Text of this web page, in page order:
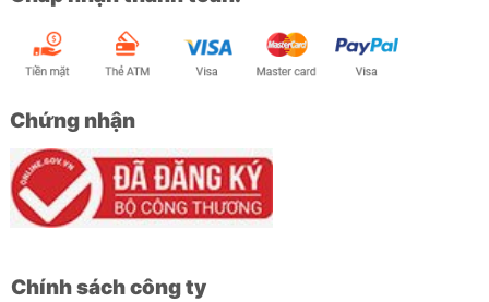
Chứng nhận
Chính sách công ty